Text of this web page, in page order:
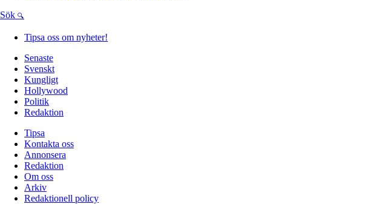
Sök
Tipsa oss om nyheter!
Senaste
Svenskt
Kungligt
Hollywood
Politik
Redaktion
Tipsa
Kontakta oss
Annonsera
Redaktion
Om oss
Arkiv
Redaktionell policy